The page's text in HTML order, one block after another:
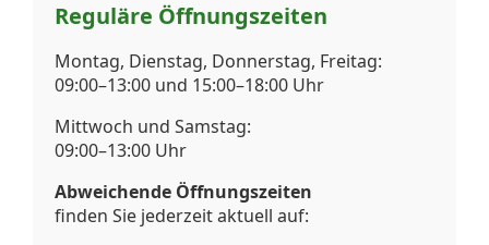
Reguläre Öffnungszeiten
Montag, Dienstag, Donnerstag, Freitag:
09:00–13:00 und 15:00–18:00 Uhr
Mittwoch und Samstag:
09:00–13:00 Uhr
Abweichende Öffnungszeiten
finden Sie jederzeit aktuell auf: